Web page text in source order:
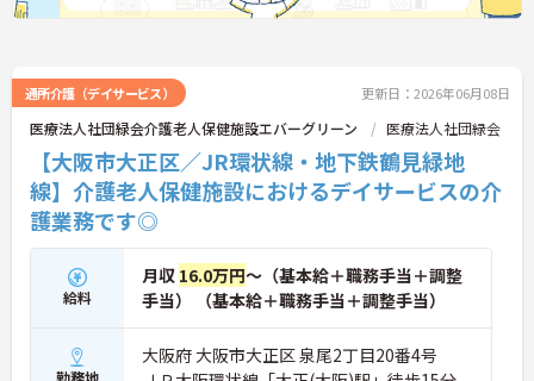
通所介護（デイサービス） 更新日：2026年06月08日
医療法人社団緑会介護老人保健施設エバーグリーン 医療法人社団緑会
【大阪市大正区／JR環状線・地下鉄鶴見緑地
線】介護老人保健施設におけるデイサービスの介
護業務です◎
給料
月収 16.0万円～（基本給＋職務手当＋調整
手当） （基本給＋職務手当＋調整手当）
大阪府 大阪市大正区 泉尾2丁目20番4号